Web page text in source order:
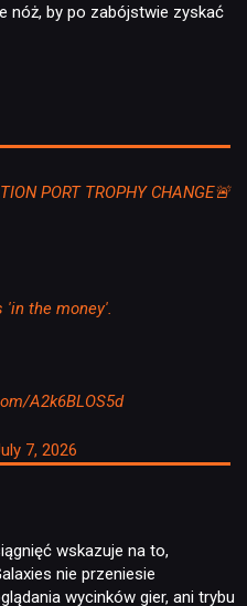
nóż, by po zabójstwie zyskać
PORT TROPHY CHANGE🚨
'in the money'.
A2k6BLOS5d
7, 2026
wskazuje na to,
nie przeniesie
wycinków gier, ani trybu